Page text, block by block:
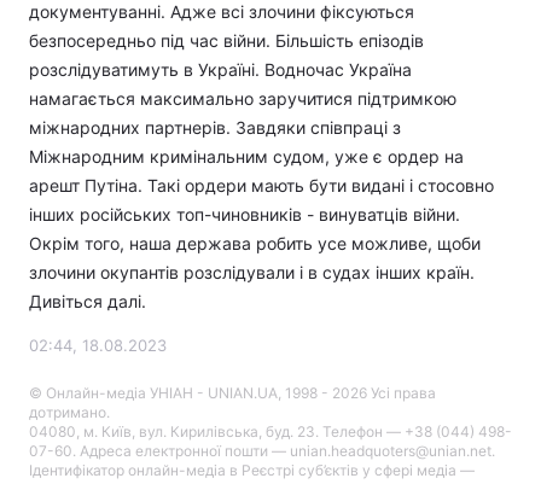
документуванні. Адже всі злочини фіксуються
безпосередньо під час війни. Більшість епізодів
розслідуватимуть в Україні. Водночас Україна
намагається максимально заручитися підтримкою
міжнародних партнерів. Завдяки співпраці з
Міжнародним кримінальним судом, уже є ордер на
арешт Путіна. Такі ордери мають бути видані і стосовно
інших російських топ-чиновників - винуватців війни.
Окрім того, наша держава робить усе можливе, щоби
злочини окупантів розслідували і в судах інших країн.
Дивіться далі.
02:44, 18.08.2023
© Онлайн-медіа УНІАН - UNIAN.UA, 1998 - 2026 Усі права
дотримано.
04080, м. Київ, вул. Кирилівська, буд. 23. Телефон — +38 (044) 498-
07-60. Адреса електронної пошти — unian.headquoters@unian.net.
Ідентифікатор онлайн-медіа в Реєстрі суб’єктів у сфері медіа —